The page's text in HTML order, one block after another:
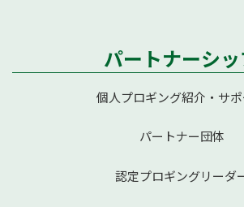
パートナーシ
個人プロギング紹介・サポ
パートナー団体
認定プロギングリーダ